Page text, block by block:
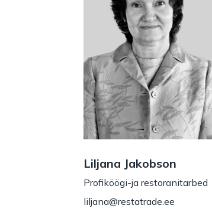
Liljana Jakobson
Profiköögi-ja restoranitarbed
liljana@restatrade.ee